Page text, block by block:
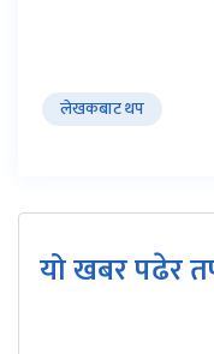
लेखकबाट थप
यो खबर पढेर